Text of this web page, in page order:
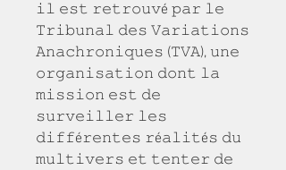
𝚒𝚕 𝚎𝚜𝚝 𝚛𝚎𝚝𝚛𝚘𝚞𝚟é 𝚙𝚊𝚛 𝚕𝚎
𝚃𝚛𝚒𝚋𝚞𝚗𝚊𝚕 𝚍𝚎𝚜 𝚅𝚊𝚛𝚒𝚊𝚝𝚒𝚘𝚗𝚜
𝙰𝚗𝚊𝚌𝚑𝚛𝚘𝚗𝚒𝚚𝚞𝚎𝚜 (𝚃𝚅𝙰), 𝚞𝚗𝚎
𝚘𝚛𝚐𝚊𝚗𝚒𝚜𝚊𝚝𝚒𝚘𝚗 𝚍𝚘𝚗𝚝 𝚕𝚊
𝚖𝚒𝚜𝚜𝚒𝚘𝚗 𝚎𝚜𝚝 𝚍𝚎
𝚜𝚞𝚛𝚟𝚎𝚒𝚕𝚕𝚎𝚛 𝚕𝚎𝚜
𝚍𝚒𝚏𝚏é𝚛𝚎𝚗𝚝𝚎𝚜 𝚛é𝚊𝚕𝚒𝚝é𝚜 𝚍𝚞
𝚖𝚞𝚕𝚝𝚒𝚟𝚎𝚛𝚜 𝚎𝚝 𝚝𝚎𝚗𝚝𝚎𝚛 𝚍𝚎